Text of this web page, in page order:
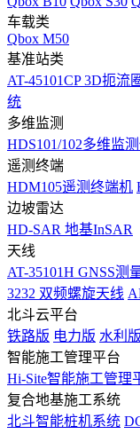
车载类
Qbox M50
基准站类
AT-45101CP 3D扼流
统
多维监测
HDS101/102多维监
遥测终端
HDM105遥测终端机
边坡雷达
HD-SAR 地基InSAR
天线
AT-35101H GNSS测
3232 双频螺旋天线
北斗云平台
铁路版 电力版 水利版
智能施工管理平台
Hi-Site智能施工管理
复合地基施工系统
北斗智能桩机系统